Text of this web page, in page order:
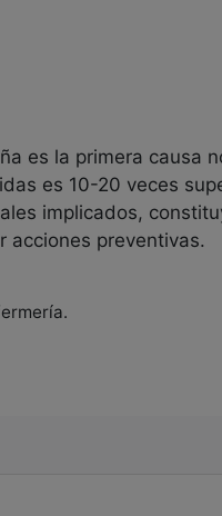
es la primera causa
es 10-20 veces
implicados,
acciones preventivas.